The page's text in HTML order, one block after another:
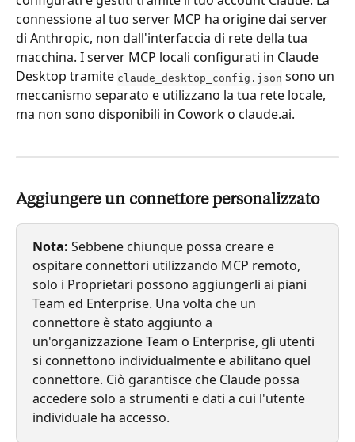
connessione al tuo server MCP ha origine dai server
di Anthropic, non dall'interfaccia di rete della tua
macchina. I server MCP locali configurati in Claude
Desktop tramite claude_desktop_config.json sono un
meccanismo separato e utilizzano la tua rete locale,
ma non sono disponibili in Cowork o claude.ai.
Aggiungere un connettore personalizzato
Nota: Sebbene chiunque possa creare e
ospitare connettori utilizzando MCP remoto,
solo i Proprietari possono aggiungerli ai piani
Team ed Enterprise. Una volta che un
connettore è stato aggiunto a
un'organizzazione Team o Enterprise, gli utenti
si connettono individualmente e abilitano quel
connettore. Ciò garantisce che Claude possa
accedere solo a strumenti e dati a cui l'utente
individuale ha accesso.